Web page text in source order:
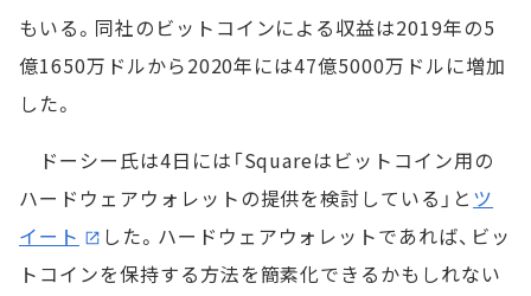
もいる。同社のビットコインによる収益は2019年の5
億1650万ドルから2020年には47億5000万ドルに増加
した。
ドーシー氏は4日には「Squareはビットコイン用の
ハードウェアウォレットの提供を検討している」と ツ
イート
した。ハードウェアウォレットであれば、ビッ
トコインを保持する方法を簡素化できるかもしれない